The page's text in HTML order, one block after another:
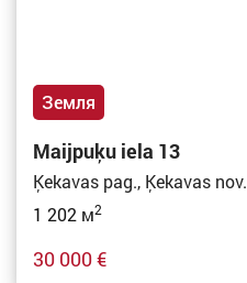
Земля
Maijpuķu iela 13
Ķekavas pag., Ķekavas nov.
1 202 м2
30 000 €